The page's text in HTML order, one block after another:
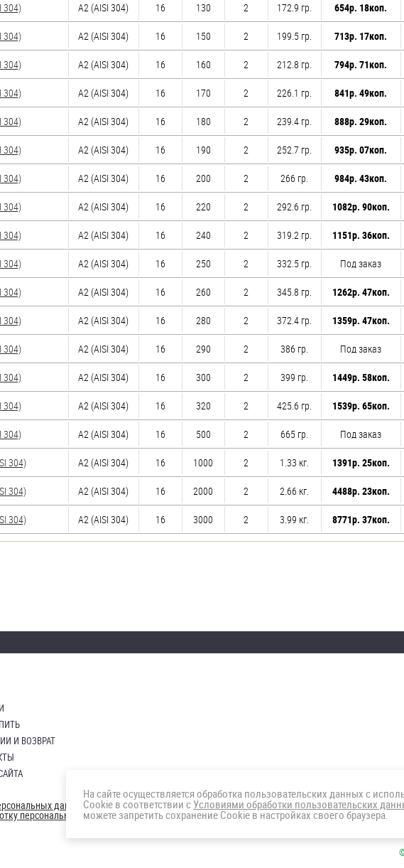
304) А2 (AISI 304) 16 130 2 172.9 гр. 654р. 18коп.
304) А2 (AISI 304) 16 150 2 199.5 гр. 713р. 17коп.
304) А2 (AISI 304) 16 160 2 212.8 гр. 794р. 71коп.
304) А2 (AISI 304) 16 170 2 226.1 гр. 841р. 49коп.
304) А2 (AISI 304) 16 180 2 239.4 гр. 888р. 29коп.
304) А2 (AISI 304) 16 190 2 252.7 гр. 935р. 07коп.
304) А2 (AISI 304) 16 200 2 266 гр. 984р. 43коп.
304) А2 (AISI 304) 16 220 2 292.6 гр. 1082р. 90коп.
304) А2 (AISI 304) 16 240 2 319.2 гр. 1151р. 36коп.
304) А2 (AISI 304) 16 250 2 332.5 гр. Под заказ
304) А2 (AISI 304) 16 260 2 345.8 гр. 1262р. 47коп.
304) А2 (AISI 304) 16 280 2 372.4 гр. 1359р. 47коп.
304) А2 (AISI 304) 16 290 2 386 гр. Под заказ
304) А2 (AISI 304) 16 300 2 399 гр. 1449р. 58коп.
304) А2 (AISI 304) 16 320 2 425.6 гр. 1539р. 65коп.
304) А2 (AISI 304) 16 500 2 665 гр. Под заказ
304) А2 (AISI 304) 16 1000 2 1.33 кг. 1391р. 25коп.
304) А2 (AISI 304) 16 2000 2 2.66 кг. 4488р. 23коп.
304) А2 (AISI 304) 16 3000 2 3.99 кг. 8771р. 37коп.
И ВОЗВРАТ
данных
персональных данны
На сайте осуществляется обработка пользовательских данных с
Cookie в соответствии с Условиями обработки пользовательских
можете запретить сохранение Cookie в настройках своего браузера.